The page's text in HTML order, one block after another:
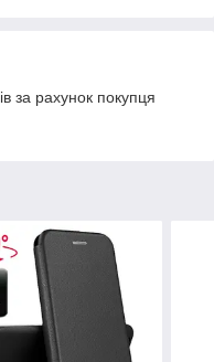
за рахунок покупця